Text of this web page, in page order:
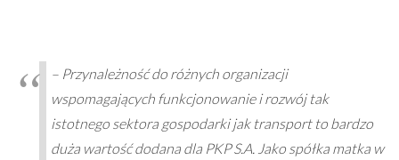
– Przynależność do różnych organizacji
wspomagających funkcjonowanie i rozwój tak
istotnego sektora gospodarki jak transport to bardzo
duża wartość dodana dla PKP S.A. Jako spółka matka w